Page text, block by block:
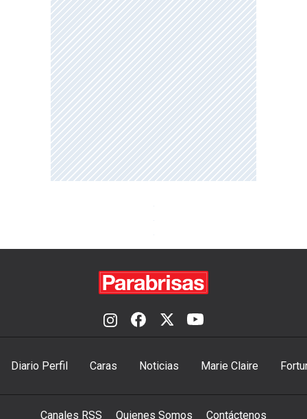
Diario Perfil Caras Noticias Marie Claire
Canales RSS Quienes Somos Contáctenos